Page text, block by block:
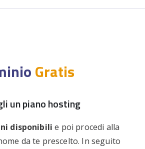
Gratis
un piano hosting
disponibili e poi procedi alla
da te prescelto. In seguito